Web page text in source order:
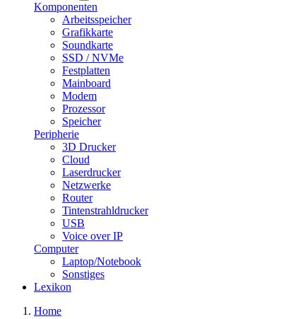
Komponenten
Arbeitsspeicher
Grafikkarte
Soundkarte
SSD / NVMe
Festplatten
Mainboard
Modem
Prozessor
Speicher
Peripherie
3D Drucker
Cloud
Laserdrucker
Netzwerke
Router
Tintenstrahldrucker
USB
Voice over IP
Computer
Laptop/Notebook
Sonstiges
Lexikon
Home